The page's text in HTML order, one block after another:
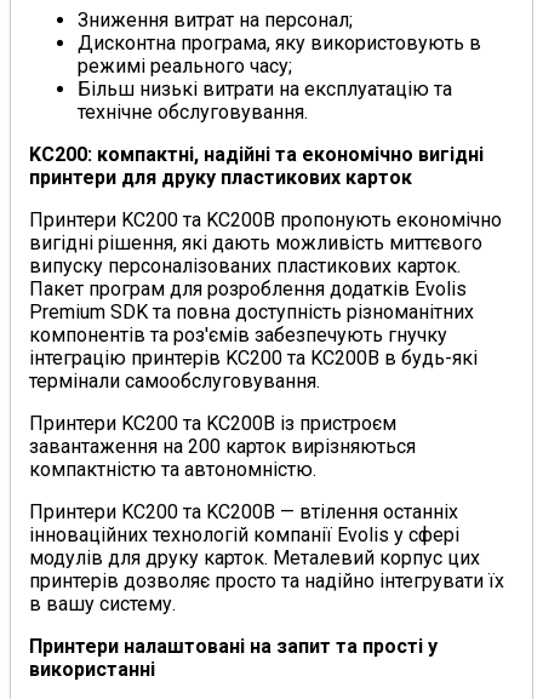
Зниження витрат на персонал;
Дисконтна програма, яку використовують в
режимі реального часу;
Більш низькі витрати на експлуатацію та
технічне обслуговування.
KC200: компактні, надійні та економічно вигідні
принтери для друку пластикових карток
Принтери KC200 та KC200B пропонують економічно
вигідні рішення, які дають можливість миттєвого
випуску персоналізованих пластикових карток.
Пакет програм для розроблення додатків Evolis
Premium SDK та повна доступність різноманітних
компонентів та роз'ємів забезпечують гнучку
інтеграцію принтерів KC200 та KC200B в будь-які
термінали самообслуговування.
Принтери KC200 та KC200B із пристроєм
завантаження на 200 карток вирізняються
компактністю та автономністю.
Принтери KC200 та KC200B — втілення останніх
інноваційних технологій компанії Evolis у сфері
модулів для друку карток. Металевий корпус цих
принтерів дозволяє просто та надійно інтегрувати їх
в вашу систему.
Принтери налаштовані на запит та прості у
використанні